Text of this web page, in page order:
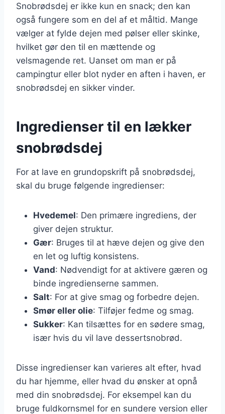
Snobrødsdej er ikke kun en snack; den kan
også fungere som en del af et måltid. Mange
vælger at fylde dejen med pølser eller skinke,
hvilket gør den til en mættende og
velsmagende ret. Uanset om man er på
campingtur eller blot nyder en aften i haven, er
snobrødsdej en sikker vinder.
Ingredienser til en lækker
snobrødsdej
For at lave en grundopskrift på snobrødsdej,
skal du bruge følgende ingredienser:
Hvedemel: Den primære ingrediens, der
giver dejen struktur.
Gær: Bruges til at hæve dejen og give den
en let og luftig konsistens.
Vand: Nødvendigt for at aktivere gæren og
binde ingredienserne sammen.
Salt: For at give smag og forbedre dejen.
Smør eller olie: Tilføjer fedme og smag.
Sukker: Kan tilsættes for en sødere smag,
især hvis du vil lave dessertsnobrød.
Disse ingredienser kan varieres alt efter, hvad
du har hjemme, eller hvad du ønsker at opnå
med din snobrødsdej. For eksempel kan du
bruge fuldkornsmel for en sundere version eller